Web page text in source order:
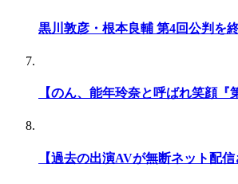
黒川敦彦・根本良輔 第4回公判
【のん、能年玲奈と呼ばれ笑顔
【過去の出演AVが無断ネット配